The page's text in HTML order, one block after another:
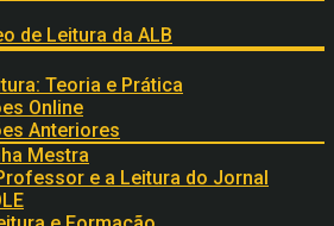
de Leitura da ALB
Teoria e Prática
Online
Anteriores
Mestra
e a Leitura do Jornal